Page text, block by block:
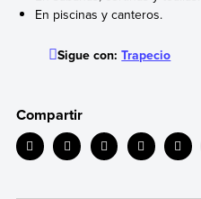
En piscinas y canteros.
Sigue con:Trapecio
Compartir